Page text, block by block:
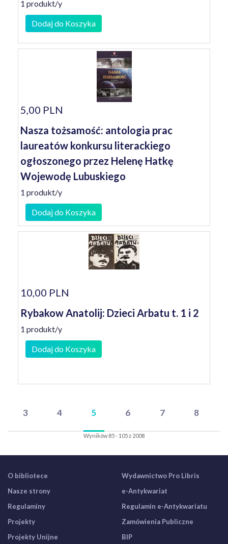
1 produkt/y
Dodaj do Koszyka
5,00 PLN
Nasza tożsamość: antologia prac
laureatów konkursu literackiego
ogłoszonego przez Helenę Hatkę
Wojewodę Lubuskiego
1 produkt/y
Dodaj do Koszyka
10,00 PLN
Rybakow Anatolij: Dzieci Arbatu t. 1 i 2
1 produkt/y
Dodaj do Koszyka
3 4 5 6 7 8
Wyników 85 - 105 z 2008
O bibliotece
Nasze strony
Regulaminy
Projekty
Projekty Unijne
Wydawnictwo Pro Libris
e-Antykwariat
Regulamin e-Antykwariatu
Zamówienia Publiczne
BIP